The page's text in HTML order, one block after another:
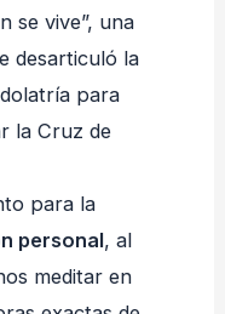
se vive”, una
desarticuló la
para
la Cruz de
para la
personal, al
meditar en